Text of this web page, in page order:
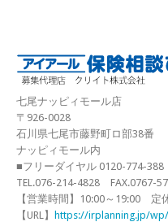
七尾ナッピィモール店
〒926-0028
石川県七尾市藤野町ロ部38番
ナッピィモール内
■フリーダイヤル 0120-774-388
TEL.076-214-4828 FAX.0767-
【営業時間】10:00～19:00 定
【URL】 https://irplanning.jp/